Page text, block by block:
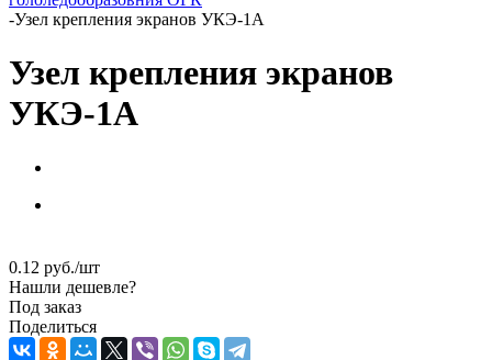
-Узел крепления экранов УКЭ-1А
Узел крепления экранов
УКЭ-1А
0.12 руб./шт
Нашли дешевле?
Под заказ
Поделиться